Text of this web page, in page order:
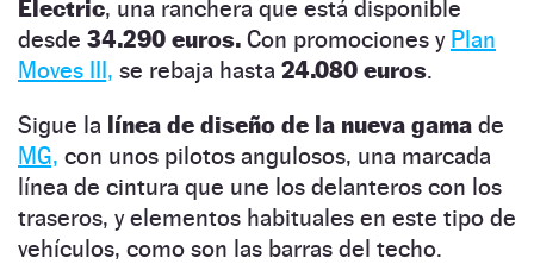
Electric, una ranchera que está disponible
desde 34.290 euros. Con promociones y Plan
Moves III, se rebaja hasta 24.080 euros.
Sigue la línea de diseño de la nueva gama de
MG, con unos pilotos angulosos, una marcada
línea de cintura que une los delanteros con los
traseros, y elementos habituales en este tipo de
vehículos, como son las barras del techo.